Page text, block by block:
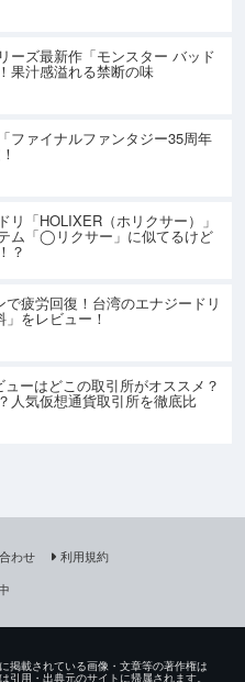
ーズ最新作「モンスター バッド
果汁感溢れる禁断の味
ファイナルファンタジー35周年
リ「HOLIXER（ホリクサー）」
ム「◯リクサー」に似てるけど
？
疲労回復！台湾のエナジードリ
」をレビュー！
ーはどこの取引所がオススメ？
人気仮想通貨取引所を徹底比
わせ
利用規約
掲載されている画像・文章等の著作権は
用・出典元のサイトに帰属されます。